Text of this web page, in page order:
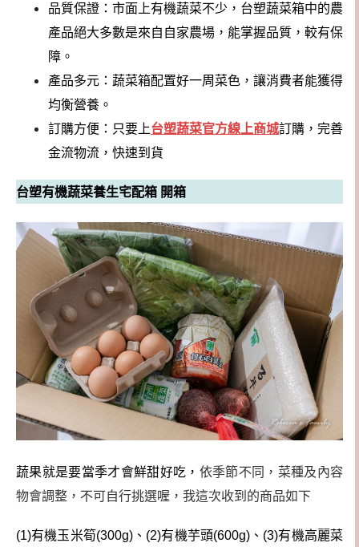
品質保證：市面上有機蔬菜不少，台塑蔬菜箱中的農
產品絕大多數是來自自家農場，能掌握品質，較有保
障。
產品多元：蔬菜箱配置好一周菜色，讓消費者能獲得
均衡營養。
訂購方便：只要上台塑蔬菜官方線上商城訂購，完善
金流物流，快速到貨
台塑有機蔬菜養生宅配箱 開箱
蔬果就是要當季才會鮮甜好吃， 依季節不同，菜種及內容
物會調整，不可自行挑選喔， 我這次收到的商品如下
(1)有機玉米筍(300g)、 (2)有機芋頭(600g)、 (3)有機高麗菜